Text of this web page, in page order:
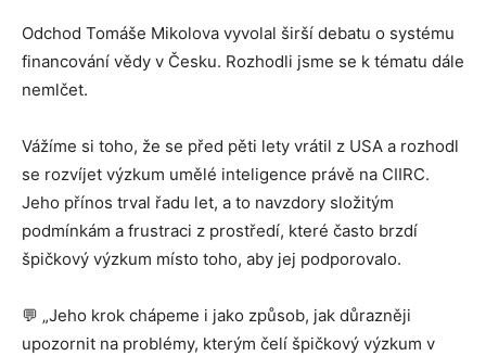
Odchod Tomáše Mikolova vyvolal širší debatu o systému
financování vědy v Česku. Rozhodli jsme se k tématu dále
nemlčet.
Vážíme si toho, že se před pěti lety vrátil z USA a rozhodl
se rozvíjet výzkum umělé inteligence právě na CIIRC.
Jeho přínos trval řadu let, a to navzdory složitým
podmínkám a frustraci z prostředí, které často brzdí
špičkový výzkum místo toho, aby jej podporovalo.
💬 „Jeho krok chápeme i jako způsob, jak důrazněji
upozornit na problémy, kterým čelí špičkový výzkum v